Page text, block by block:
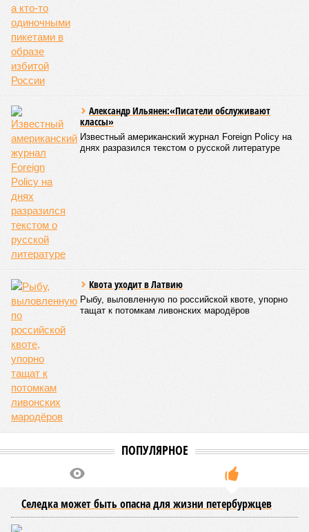
Александр Ильянен:«Писатели обслуживают
классы»
Известный американский журнал Foreign Policy на
днях разразился текстом о русской литературе
Квота уходит в Латвию
Рыбу, выловленную по российской квоте, упорно
тащат к потомкам ливонских мародёров
ПОПУЛЯРНОЕ
Селедка может быть опасна для жизни петербуржцев